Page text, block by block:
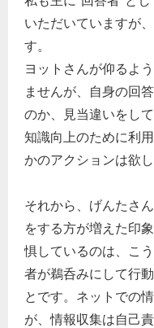
いただいていますが
す。
ヨットさんが仰るよ
ませんが、自身の回
のか、見当違いをし
知識向上のために利
かのアクションは欲
それから、げんたさ
をする方が増えた印
惧しているのは、こ
者が鵜呑みにして行
とです。ネットでの
が、情報収集は自己